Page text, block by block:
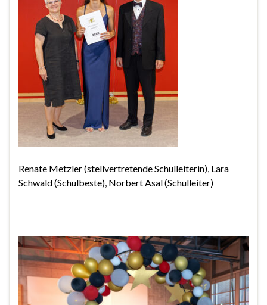
Renate Metzler (stellvertretende Schulleiterin), Lara
Schwald (Schulbeste), Norbert Asal (Schulleiter)